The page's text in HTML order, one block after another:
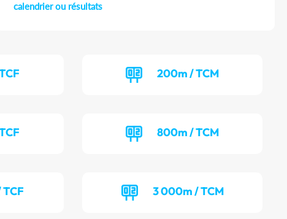
calendrier ou résultats
200m / TCM
800m / TCM
3 000m / TCM